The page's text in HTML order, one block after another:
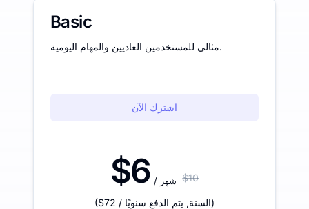
Basic
مثالي للمستخدمين العاديين والمهام اليومية.
اشترك الآن
$6 / شهر $10
($72 / السنة, يتم الدفع سنويًا )